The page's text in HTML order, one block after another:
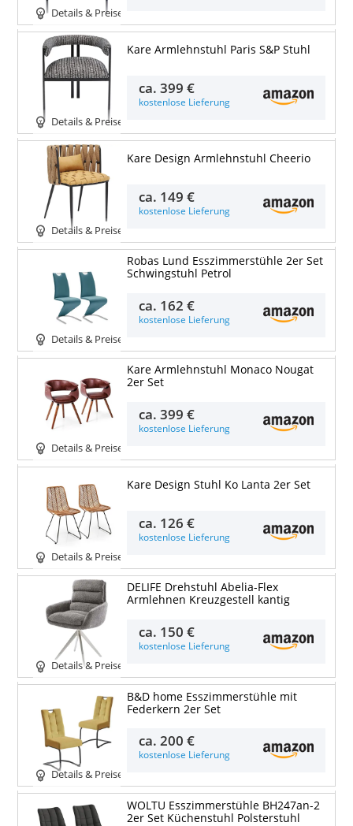
Details & Preise
Details & Preise
Kare Armlehnstuhl Paris S&P Stuhl
ca.399 €
kostenlose Lieferung
Details & Preise
Kare Design Armlehnstuhl Cheerio
ca. 149 €
kostenlose Lieferung
Details & Preise
Robas Lund Esszimmerstühle 2er Set
Schwingstuhl Petrol
ca. 162 €
kostenlose Lieferung
Details & Preise
Kare Armlehnstuhl Monaco Nougat
2er Set
ca.399 €
kostenlose Lieferung
Details & Preise
Kare Design Stuhl Ko Lanta 2er Set
ca. 126 €
kostenlose Lieferung
Details & Preise
DELIFE Drehstuhl Abelia-Flex
Armlehnen Kreuzgestell kantig
ca. 150 €
kostenlose Lieferung
Details & Preise
B&D home Esszimmerstühle mit
Federkern 2er Set
ca.200 €
kostenlose Lieferung
WOLTU Esszimmerstühle BH247an-2
2er Set Küchenstuhl Polsterstuhl